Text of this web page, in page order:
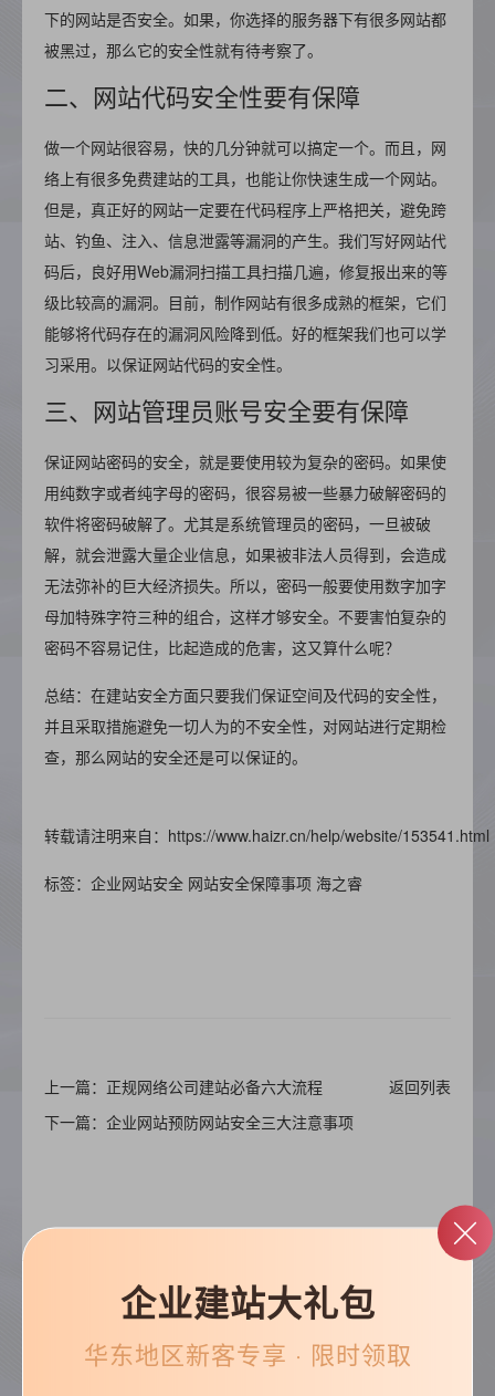
下的网站是否安全。如果，你选择的服务器下有很多网站都
被黑过，那么它的安全性就有待考察了。
二、网站代码安全性要有保障
做一个网站很容易，快的几分钟就可以搞定一个。而且，网
络上有很多免费建站的工具，也能让你快速生成一个网站。
但是，真正好的网站一定要在代码程序上严格把关，避免跨
站、钓鱼、注入、信息泄露等漏洞的产生。我们写好网站代
码后，良好用Web漏洞扫描工具扫描几遍，修复报出来的等
级比较高的漏洞。目前，制作网站有很多成熟的框架，它们
能够将代码存在的漏洞风险降到低。好的框架我们也可以学
习采用。以保证网站代码的安全性。
三、网站管理员账号安全要有保障
保证网站密码的安全，就是要使用较为复杂的密码。如果使
用纯数字或者纯字母的密码，很容易被一些暴力破解密码的
软件将密码破解了。尤其是系统管理员的密码，一旦被破
解，就会泄露大量企业信息，如果被非法人员得到，会造成
无法弥补的巨大经济损失。所以，密码一般要使用数字加字
母加特殊字符三种的组合，这样才够安全。不要害怕复杂的
密码不容易记住，比起造成的危害，这又算什么呢？
总结：在建站安全方面只要我们保证空间及代码的安全性，
并且采取措施避免一切人为的不安全性，对网站进行定期检
查，那么网站的安全还是可以保证的。
转载请注明来自：https://www.haizr.cn/help/website/153541.html
标签：企业网站安全 网站安全保障事项 海之睿
上一篇：正规网络公司建站必备六大流程
返回列表
下一篇：企业网站预防网站安全三大注意事项
帮助&支持
企业建站大礼包
华东地区新客专享 · 限时领取